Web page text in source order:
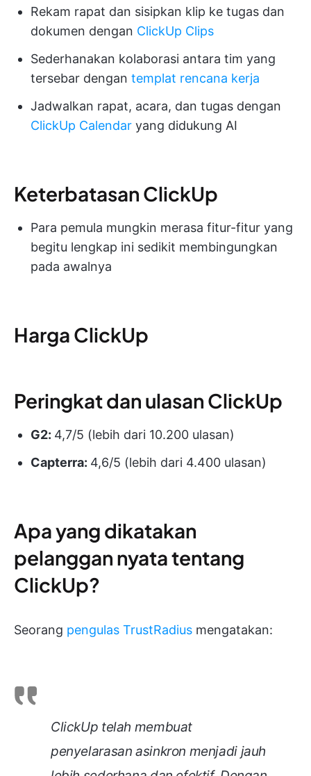
Rekam rapat dan sisipkan klip ke tugas dan
dokumen dengan ClickUp Clips
Sederhanakan kolaborasi antara tim yang
tersebar dengan templat rencana kerja
Jadwalkan rapat, acara, dan tugas dengan
ClickUp Calendar yang didukung AI
Keterbatasan ClickUp
Para pemula mungkin merasa fitur-fitur yang
begitu lengkap ini sedikit membingungkan
pada awalnya
Harga ClickUp
Peringkat dan ulasan ClickUp
G2: 4,7/5 (lebih dari 10.200 ulasan)
Capterra: 4,6/5 (lebih dari 4.400 ulasan)
Apa yang dikatakan
pelanggan nyata tentang
ClickUp?
Seorang pengulas TrustRadius mengatakan:
ClickUp telah membuat
penyelarasan asinkron menjadi jauh